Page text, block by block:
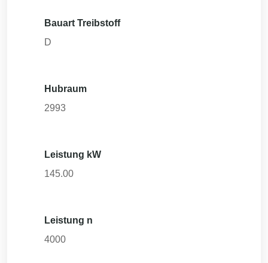
Bauart Treibstoff
D
Hubraum
2993
Leistung kW
145.00
Leistung n
4000